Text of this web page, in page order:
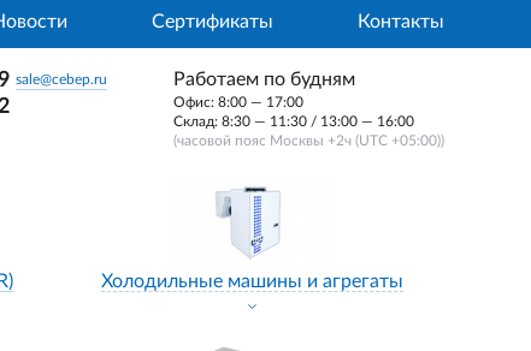
Сертификаты Контакты
sale@cebep.ru Работаем по будням
Офис: 8:00 — 17:00
Склад: 8:30 — 11:30 / 13:00 — 16:00
(часовой пояс Москвы +2ч (UTC +05:00))
Холодильные машины и агрегаты